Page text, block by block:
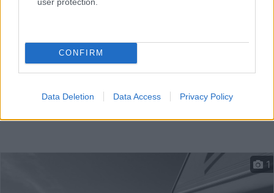
CONFIRM
Data Deletion Data Access Privacy Policy
1